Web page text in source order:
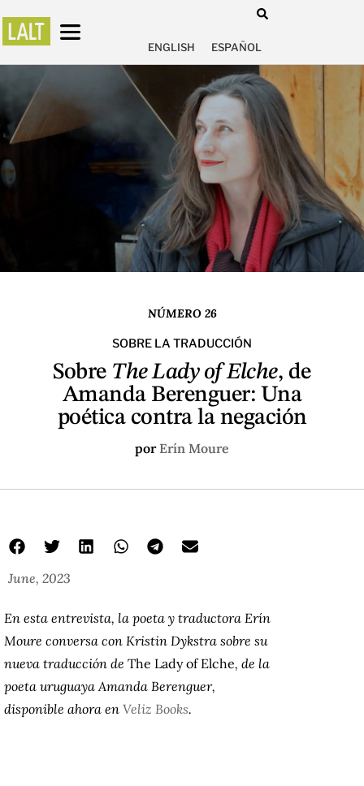
ENGLISH ESPAÑOL
NÚMERO 26
SOBRE LA TRADUCCIÓN
Sobre The Lady of Elche, de
Amanda Berenguer: Una
poética contra la negación
por Erín Moure
June, 2023
En esta entrevista, la poeta y traductora Erín
Moure conversa con Kristin Dykstra sobre su
nueva traducción de The Lady of Elche, de la
poeta uruguaya Amanda Berenguer,
disponible ahora en Veliz Books.